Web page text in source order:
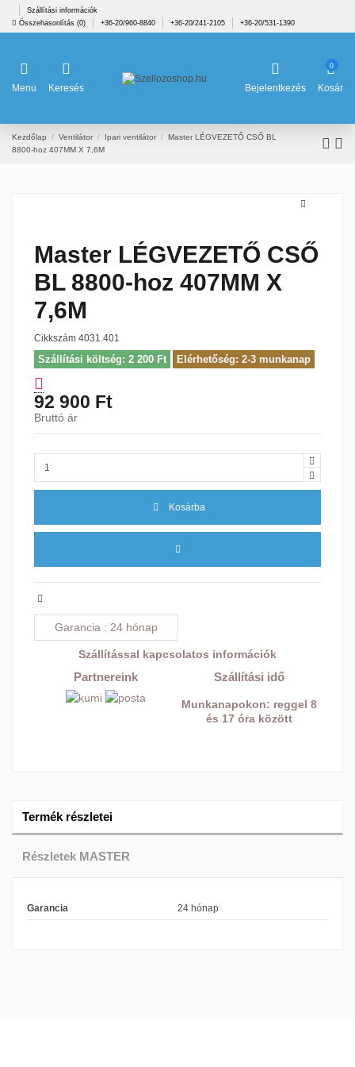
Szállítási információk
Összehasonlítás (0) +36-20/960-8840 +36-20/241-2105 +36-20/531-1390
Menu Keresés Bejelentkezés
0
Kosár
Kezdőlap Ventilátor Ipari ventilátor
Master LÉGVEZETŐ CSŐ BL
8800-hoz 407MM X 7,6M
Master LÉGVEZETŐ CSŐ
BL 8800-hoz 407MM X
7,6M
Cikkszám 4031.401
Szállítási költség: 2 200 Ft Elérhetőség: 2-3 munkanap
92 900 Ft
Bruttó ár
Kosárba
Garancia 24 hónap
Szállítással kapcsolatos információk
Partnereink Szállítási idő
Munkanapokon: reggel 8
és 17 óra között
Termék részletei
Részletek MASTER
Garancia 24 hónap